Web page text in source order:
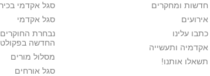
חדשות ומחקרים
אירועים
כתבו עלינו
אקדמיה ותעשייה
תשאלו אותנו!
סגל אקדמי בכיר
סגל אקדמי
נבחרת
החדשה
מסלול מורים
סגל אורחים